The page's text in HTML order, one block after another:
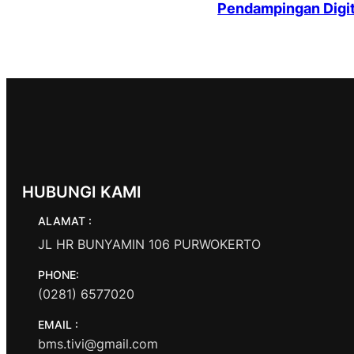
Pendampingan
HUBUNGI KAMI
ALAMAT :
JL HR BUNYAMIN 106 PURWOKERTO
PHONE:
(0281) 6577020
EMAIL :
bms.tivi@gmail.com